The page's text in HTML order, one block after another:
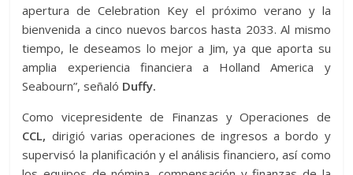
apertura de Celebration Key el próximo verano y la
bienvenida a cinco nuevos barcos hasta 2033. Al mismo
tiempo, le deseamos lo mejor a Jim, ya que aporta su
amplia experiencia financiera a Holland America y
Seabourn”, señaló Duffy.
Como vicepresidente de Finanzas y Operaciones de
CCL, dirigió varias operaciones de ingresos a bordo y
supervisó la planificación y el análisis financiero, así como